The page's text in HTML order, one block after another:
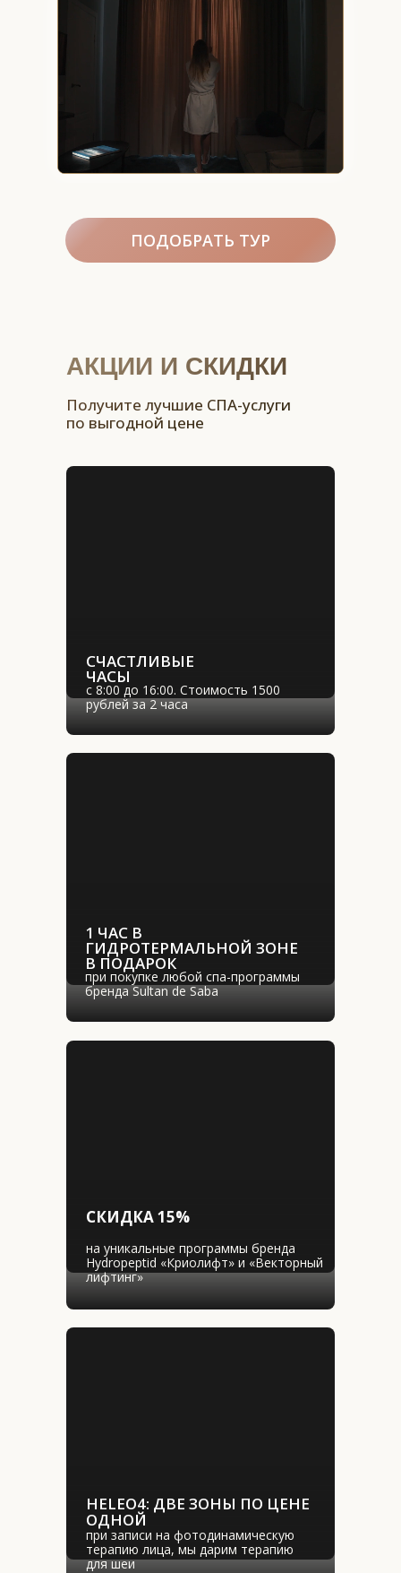
ПОДОБРАТЬ ТУР
АКЦИИ И СКИДКИ
Получите лучшие СПА-услуги
по выгодной цене
СЧАСТЛИВЫЕ
ЧАСЫ
с 8:00 до 16:00. Стоимость 1500
рублей за 2 часа
1 ЧАС В
ГИДРОТЕРМАЛЬНОЙ ЗОНЕ
В ПОДАРОК
при покупке любой спа-программы
бренда Sultan de Saba
СКИДКА 15%
на уникальные программы бренда
Hydropeptid «Криолифт» и «Векторный
лифтинг»
HELEO4: ДВЕ ЗОНЫ ПО ЦЕНЕ
ОДНОЙ
при записи на фотодинамическую
терапию лица, мы дарим терапию
для шеи
ЗАПИСАТЬСЯ
ПО АКЦИИ
›